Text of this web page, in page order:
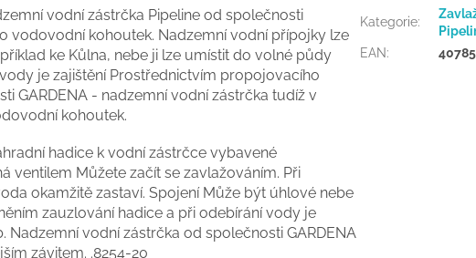
vodní zástrčka Pipeline od společnosti
vodovodníkohoutek. Nadzemní vodní přípojky lze
ke Kůlna, nebe ji lze umístit do volné půdy
je zajištěníProstřednictvím propojovacího
GARDENA - nadzemnívodnízástrčka tudíž v
kohoutek.
hadice k vodní zástrčce vybavené
ventilem Můžete začít se zavlažováním. Při
okamžitě zastaví. Spojení Může být úhlové nebe
zauzlováníhadice a při odebíránívody je
Nadzemní vodní zástrčka od společnosti GARDENA
závitem. .8254-20
Kategorie:
EAN: